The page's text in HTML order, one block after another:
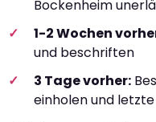
Bockenheim
1-2 Wochen
und beschriften
3 Tage vorher:
einholen und